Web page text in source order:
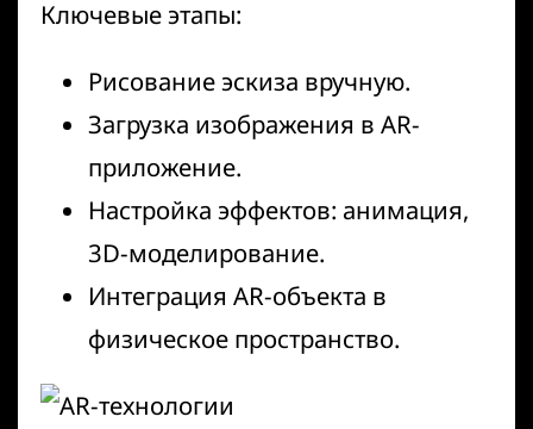
Ключевые этапы:
Рисование эскиза вручную.
Загрузка изображения в AR-
приложение.
Настройка эффектов: анимация,
3D-моделирование.
Интеграция AR-объекта в
физическое пространство.